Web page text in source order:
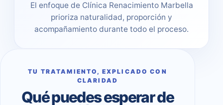
El enfoque de Clínica Renacimiento Marbella
prioriza naturalidad, proporción y
acompañamiento durante todo el proceso.
TU TRATAMIENTO, EXPLICADO CON
CLARIDAD
Qué puedes esperar de